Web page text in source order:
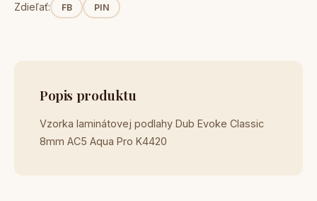
Zdieľať: FB PIN
Popis produktu
Vzorka laminátovej podlahy Dub Evoke Classic
8mm AC5 Aqua Pro K4420